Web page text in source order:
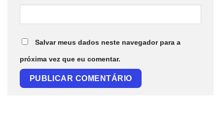
Salvar meus dados neste navegador para a
próxima vez que eu comentar.